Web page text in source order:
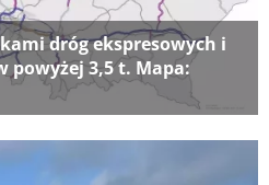
dróg ekspresowych i
powyżej 3,5 t. Mapa: